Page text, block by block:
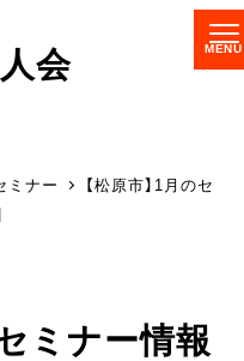
会
ミナー
【松原市】1月のセ
ミナー情報